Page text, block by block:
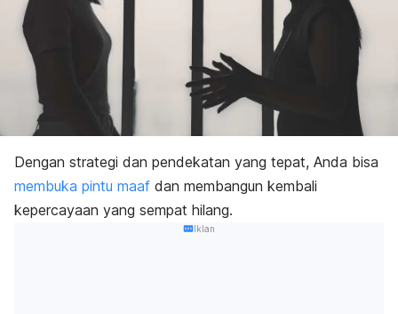
Dengan strategi dan pendekatan yang tepat, Anda bisa
membuka pintu maaf dan membangun kembali
kepercayaan yang sempat hilang.
Iklan